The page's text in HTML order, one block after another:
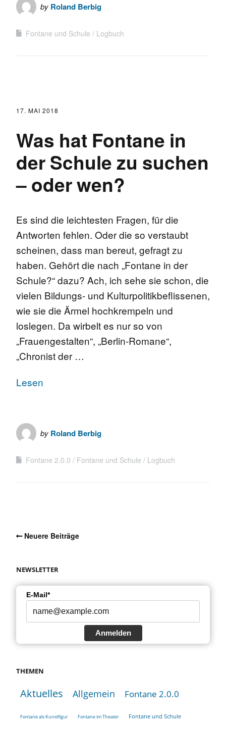
by Roland Berbig
Fontane und Schule Logbuch
17. MAI 2018
Was hat Fontane in
der Schule zu suchen
– oder wen?
Es sind die leichtesten Fragen, für die
Antworten fehlen. Oder die so verstaubt
scheinen, dass man bereut, gefragt zu
haben. Gehört die nach „Fontane in der
Schule?“ dazu? Ach, ich sehe sie schon, die
vielen Bildungs- und Kulturpolitikbeflissenen,
wie sie die Ärmel hochkrempeln und
loslegen. Da wirbelt es nur so von
„Frauengestalten“, „Berlin-Romane“,
„Chronist der …
Lesen
by Roland Berbig
Fontane 2.0.0 Fontane und Schule Logbuch
Neuere Beiträge
NEWSLETTER
E-Mail*
Anmelden
THEMEN
Aktuelles Allgemein Fontane 2.0.0
Fontane als Kunstfigur Fontane im Theater Fontane und Schule